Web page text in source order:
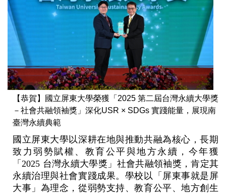
【恭賀】國立屏東大學榮獲「2025 第二屆台灣永續大學獎
－社會共融領袖獎」深化USR × SDGs 實踐能量，展現南
臺灣永續典範
國立屏東大學以深耕在地與推動共融為核心，長期
致力弱勢賦權、教育公平與地方永續，今年獲
「2025 台灣永續大學獎」社會共融領袖獎，肯定其
永續治理與社會實踐成果。學校以「屏東事就是屏
大事」為理念，從弱勢支持、教育公平、地方創生